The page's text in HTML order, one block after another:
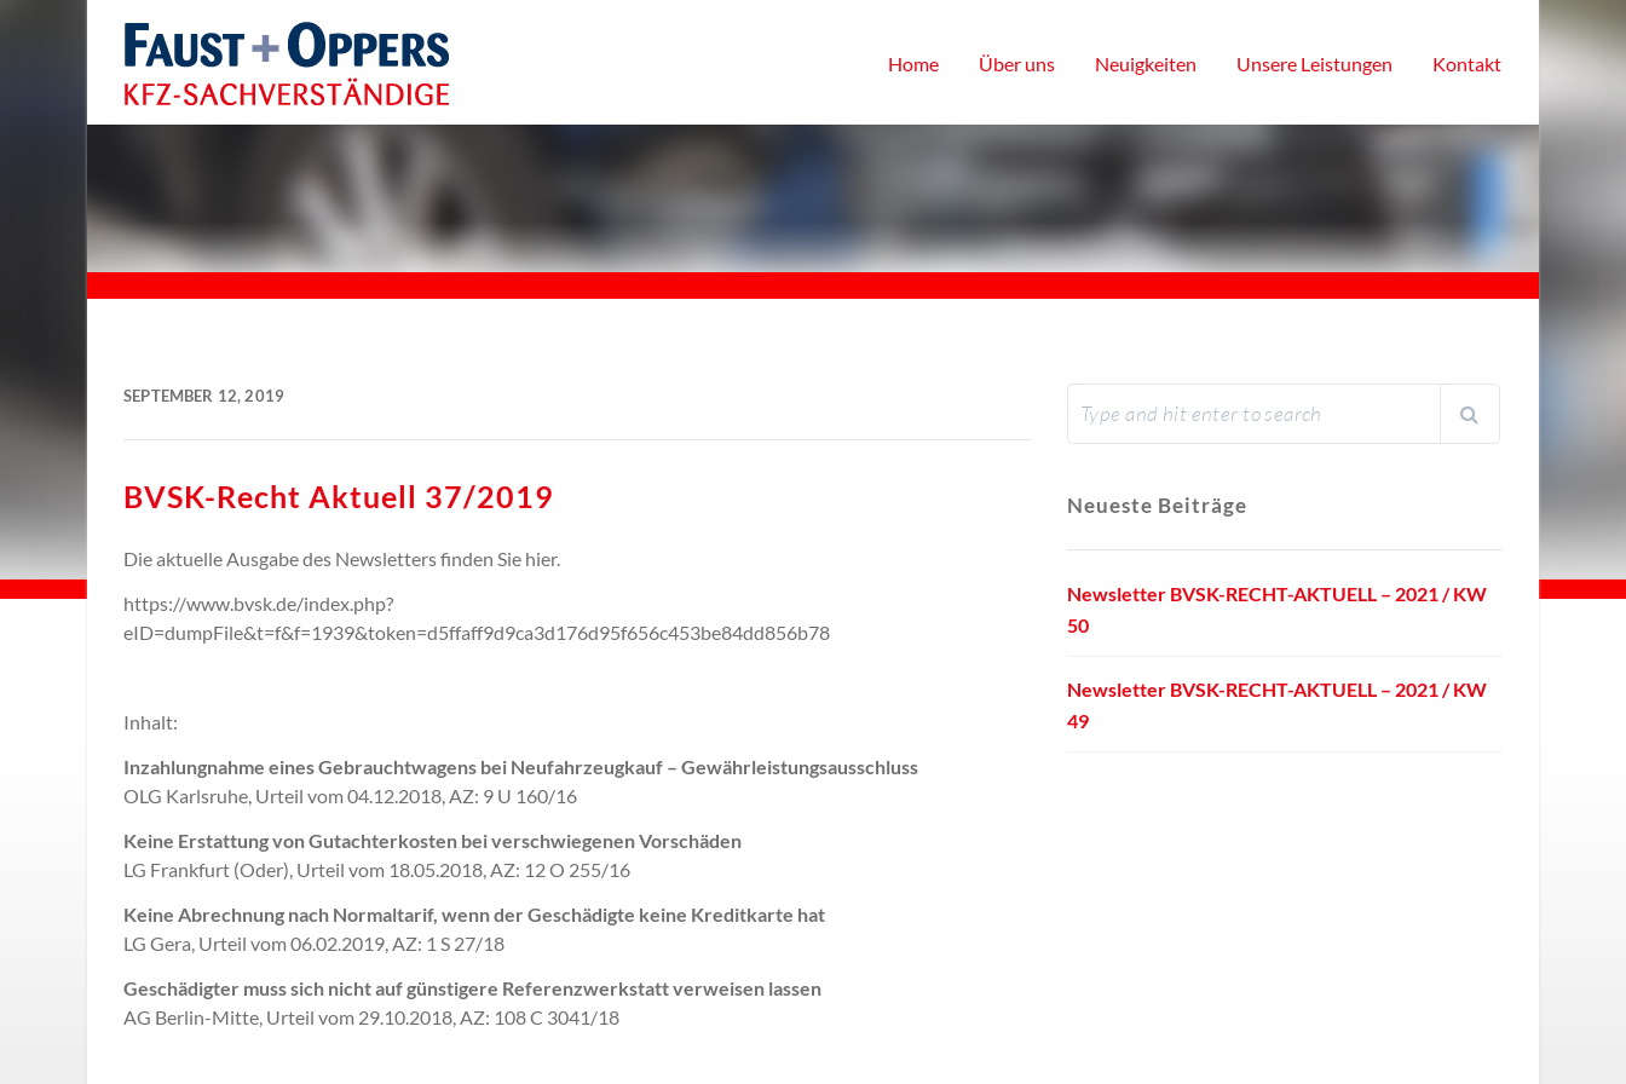
Home Über uns Neuigkeiten Unsere Leistungen Kontakt
SEPTEMBER 12, 2019
BVSK-Recht Aktuell 37/2019
Die aktuelle Ausgabe des Newsletters finden Sie hier.
https://www.bvsk.de/index.php?
eID=dumpFile&t=f&f=1939&token=d5ffaff9d9ca3d176d95f656c453be84dd856b78
Inhalt:
Inzahlungnahme eines Gebrauchtwagens bei Neufahrzeugkauf – Gewährleistungsausschluss
OLG Karlsruhe, Urteil vom 04.12.2018, AZ: 9 U 160/16
Keine Erstattung von Gutachterkosten bei verschwiegenen Vorschäden
LG Frankfurt (Oder), Urteil vom 18.05.2018, AZ: 12 O 255/16
Keine Abrechnung nach Normaltarif, wenn der Geschädigte keine Kreditkarte hat
LG Gera, Urteil vom 06.02.2019, AZ: 1 S 27/18
Geschädigter muss sich nicht auf günstigere Referenzwerkstatt verweisen lassen
AG Berlin-Mitte, Urteil vom 29.10.2018, AZ: 108 C 3041/18
Neueste Beiträge
Newsletter BVSK-RECHT-AKTUELL – 2021 / KW
50
Newsletter BVSK-RECHT-AKTUELL – 2021 / KW
49